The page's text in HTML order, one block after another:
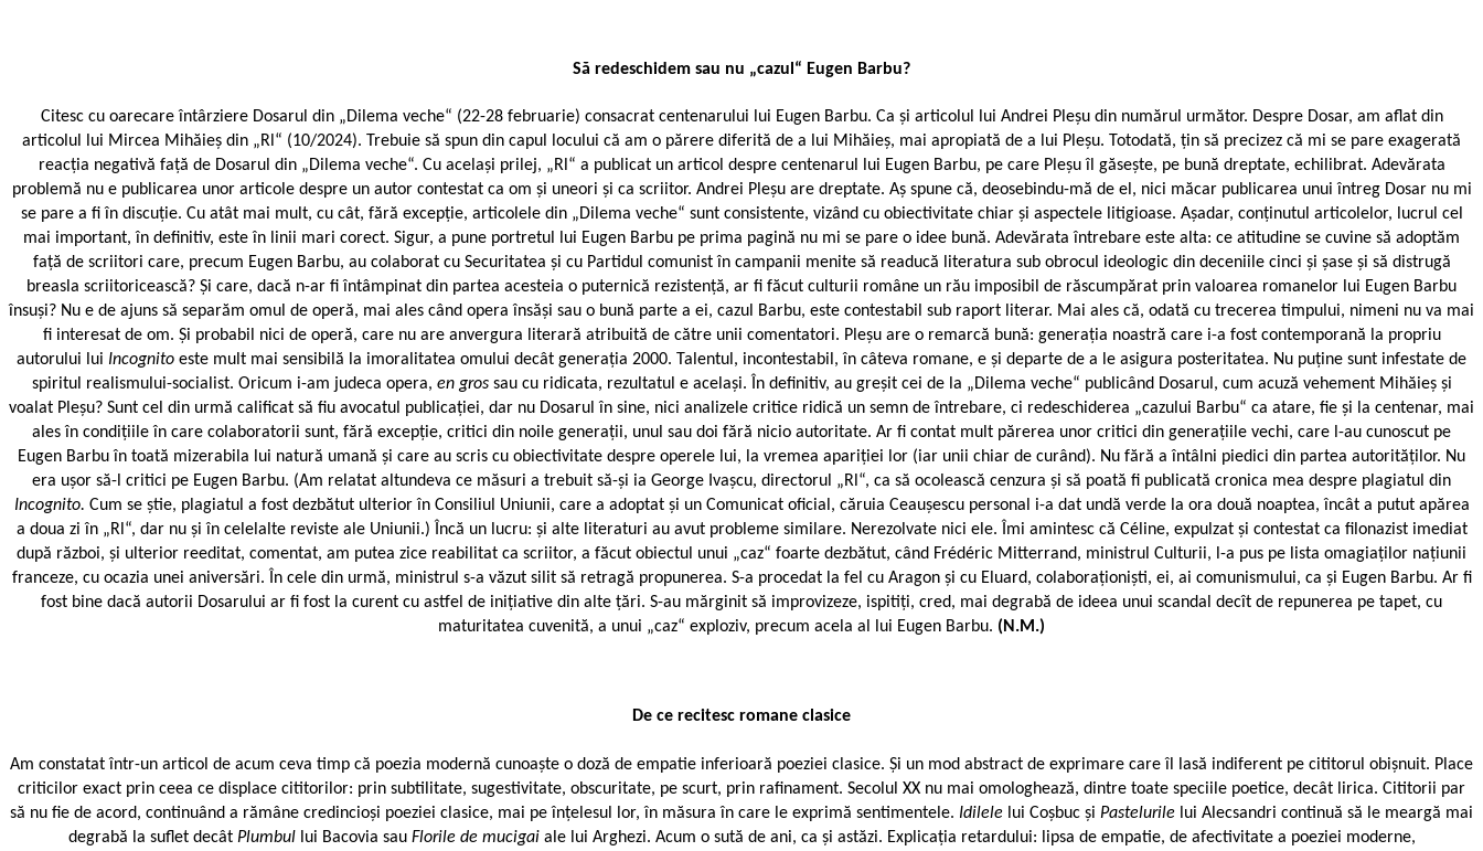
Să redeschidem sau nu „cazul“ Eugen Barbu?
Citesc cu oarecare întârziere Dosarul din „Dilema veche“ (22-28 februarie) consacrat centenarului lui Eugen Barbu. Ca și articolul lui Andrei Pleșu din numărul următor. Despre Dosar, am aflat din
articolul lui Mircea Mihăieș din „Rl“ (10/2024). Trebuie să spun din capul locului că am o părere diferită de a lui Mihăieș, mai apropiată de a lui Pleșu. Totodată, țin să precizez că mi se pare exagerată
reacția negativă față de Dosarul din „Dilema veche“. Cu același prilej, „Rl“ a publicat un articol despre centenarul lui Eugen Barbu, pe care Pleșu îl găsește, pe bună dreptate, echilibrat. Adevărata
problemă nu e publicarea unor articole despre un autor contestat ca om și uneori și ca scriitor. Andrei Pleșu are dreptate. Aș spune că, deosebindu-mă de el, nici măcar publicarea unui întreg Dosar nu mi
se pare a fi în discuție. Cu atât mai mult, cu cât, fără excepție, articolele din „Dilema veche“ sunt consistente, vizând cu obiectivitate chiar și aspectele litigioase. Așadar, conținutul articolelor, lucrul cel
mai important, în definitiv, este în linii mari corect. Sigur, a pune portretul lui Eugen Barbu pe prima pagină nu mi se pare o idee bună. Adevărata întrebare este alta: ce atitudine se cuvine să adoptăm
față de scriitori care, precum Eugen Barbu, au colaborat cu Securitatea și cu Partidul comunist în campanii menite să readucă literatura sub obrocul ideologic din deceniile cinci și șase și să distrugă
breasla scriitoricească? Și care, dacă n-ar fi întâmpinat din partea acesteia o puternică rezistență, ar fi făcut culturii române un rău imposibil de răscumpărat prin valoarea romanelor lui Eugen Barbu
însuși? Nu e de ajuns să separăm omul de operă, mai ales când opera însăși sau o bună parte a ei, cazul Barbu, este contestabil sub raport literar. Mai ales că, odată cu trecerea timpului, nimeni nu va mai
fi interesat de om. Și probabil nici de operă, care nu are anvergura literară atribuită de către unii comentatori. Pleșu are o remarcă bună: generația noastră care i-a fost contemporană la propriu
autorului lui Incognito este mult mai sensibilă la imoralitatea omului decât generația 2000. Talentul, incontestabil, în câteva romane, e și departe de a le asigura posteritatea. Nu puține sunt infestate de
spiritul realismului-socialist. Oricum i-am judeca opera, en gros sau cu ridicata, rezultatul e același. În definitiv, au greșit cei de la „Dilema veche“ publicând Dosarul, cum acuză vehement Mihăieș și
voalat Pleșu? Sunt cel din urmă calificat să fiu avocatul publicației, dar nu Dosarul în sine, nici analizele critice ridică un semn de întrebare, ci redeschiderea „cazului Barbu“ ca atare, fie și la centenar, mai
ales în condițiile în care colaboratorii sunt, fără excepție, critici din noile generații, unul sau doi fără nicio autoritate. Ar fi contat mult părerea unor critici din generațiile vechi, care l-au cunoscut pe
Eugen Barbu în toată mizerabila lui natură umană și care au scris cu obiectivitate despre operele lui, la vremea apariției lor (iar unii chiar de curând). Nu fără a întâlni piedici din partea autorităților. Nu
era ușor să-l critici pe Eugen Barbu. (Am relatat altundeva ce măsuri a trebuit să-și ia George Ivașcu, directorul „Rl“, ca să ocolească cenzura și să poată fi publicată cronica mea despre plagiatul din
Incognito. Cum se știe, plagiatul a fost dezbătut ulterior în Consiliul Uniunii, care a adoptat și un Comunicat oficial, căruia Ceaușescu personal i-a dat undă verde la ora două noaptea, încât a putut apărea
a doua zi în „Rl“, dar nu și în celelalte reviste ale Uniunii.) Încă un lucru: și alte literaturi au avut probleme similare. Nerezolvate nici ele. Îmi amintesc că Céline, expulzat și contestat ca filonazist imediat
după război, și ulterior reeditat, comentat, am putea zice reabilitat ca scriitor, a făcut obiectul unui „caz“ foarte dezbătut, când Frédéric Mitterrand, ministrul Culturii, l-a pus pe lista omagiaților națiunii
franceze, cu ocazia unei aniversări. În cele din urmă, ministrul s-a văzut silit să retragă propunerea. S-a procedat la fel cu Aragon și cu Eluard, colaboraționiști, ei, ai comunismului, ca și Eugen Barbu. Ar fi
fost bine dacă autorii Dosarului ar fi fost la curent cu astfel de inițiative din alte țări. S-au mărginit să improvizeze, ispitiți, cred, mai degrabă de ideea unui scandal decît de repunerea pe tapet, cu
maturitatea cuvenită, a unui „caz“ exploziv, precum acela al lui Eugen Barbu. (N.M.)
De ce recitesc romane clasice
Am constatat într-un articol de acum ceva timp că poezia modernă cunoaște o doză de empatie inferioară poeziei clasice. Și un mod abstract de exprimare care îl lasă indiferent pe cititorul obișnuit. Place
criticilor exact prin ceea ce displace cititorilor: prin subtilitate, sugestivitate, obscuritate, pe scurt, prin rafinament. Secolul XX nu mai omologhează, dintre toate speciile poetice, decât lirica. Cititorii par
să nu fie de acord, continuând a rămâne credincioși poeziei clasice, mai pe înțelesul lor, în măsura în care le exprimă sentimentele. Idilele lui Coșbuc și Pastelurile lui Alecsandri continuă să le meargă mai
degrabă la suflet decât Plumbul lui Bacovia sau Florile de mucigai ale lui Arghezi. Acum o sută de ani, ca și astăzi. Explicația retardului: lipsa de empatie, de afectivitate a poeziei moderne,